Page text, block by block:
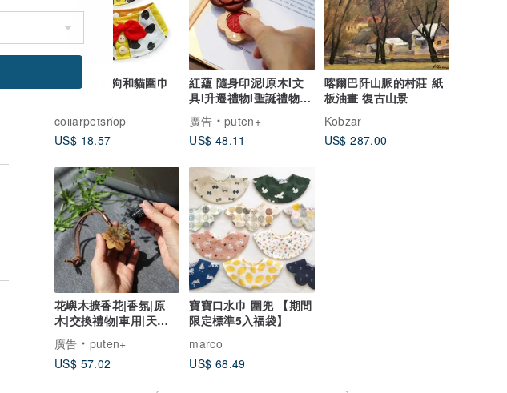
Pet Story 狗和貓圍巾
collarpetshop
US$ 18.57
紅蘊 隨身印泥I原木I文
具I升遷禮物I聖誕禮物I
辦公用品I業務簽約
廣告
puten+
US$ 48.11
喀爾巴阡山脈的村莊 紙
板油畫 復古山景
Kobzar
US$ 287.00
花嶼木擴香花|香氛|原
木|交換禮物|車用|天然
精油|隨身吊飾
廣告
puten+
US$ 57.02
寶寶口水巾 圍兜 【期間
限定標準5入福袋】
marco
US$ 68.49